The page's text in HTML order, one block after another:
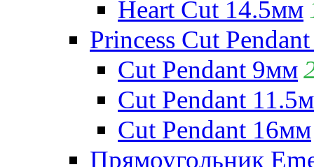
Heart Cut 14.5мм
Princess Cut
Cut Pendant 9мм
Cut Pendant
Cut Pendant 16мм
Прямоугольник